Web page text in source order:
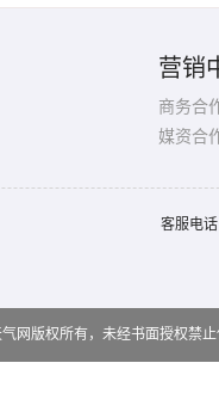
营销
商务合
媒资合
客服电
气网版权所有，未经书面授权